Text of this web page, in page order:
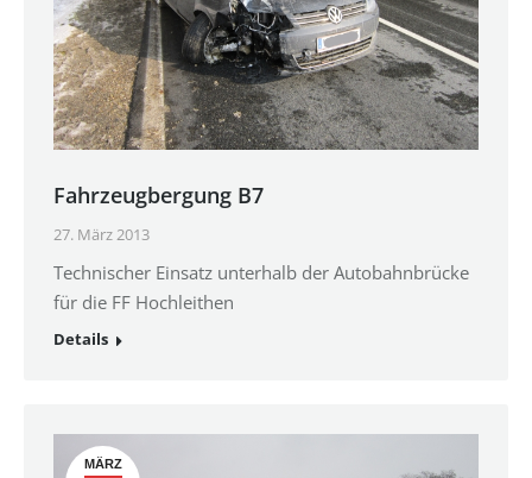
Fahrzeugbergung B7
27. März 2013
Technischer Einsatz unterhalb der Autobahnbrücke
für die FF Hochleithen
Details
MÄRZ